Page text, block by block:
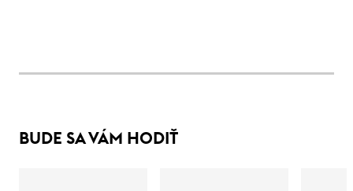
BUDE SA VÁM HODIŤ